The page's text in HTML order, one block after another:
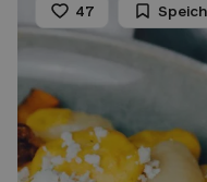
47
Liken